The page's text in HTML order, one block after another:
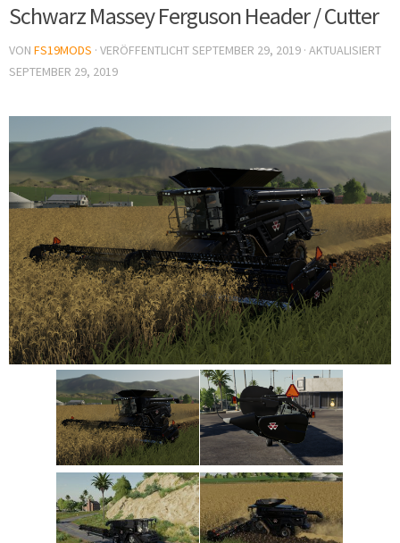
Schwarz Massey Ferguson Header / Cutter
VON FS19MODS · VERÖFFENTLICHTSEPTEMBER 29, 2019 · AKTUALISIERT
SEPTEMBER 29, 2019